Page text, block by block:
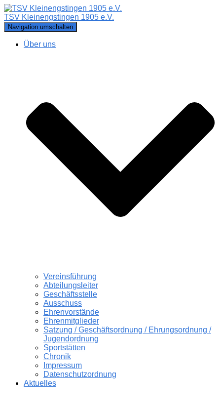
TSV Kleinengstingen 1905 e.V.
Navigation umschalten
Über uns
Vereinsführung
Abteilungsleiter
Geschäftsstelle
Ausschuss
Ehrenvorstände
Ehrenmitglieder
Satzung / Geschäftsordnung / Ehrungsordnung /
Jugendordnung
Sportstätten
Chronik
Impressum
Datenschutzordnung
Aktuelles